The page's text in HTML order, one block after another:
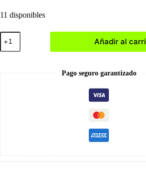
11 disponibles
Esponja
para
maquillaje-
Añadir al
Pago seguro garantizado